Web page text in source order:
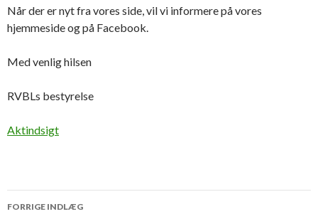
Når der er nyt fra vores side, vil vi informere på vores
hjemmeside og på Facebook.
Med venlig hilsen
RVBLs bestyrelse
Aktindsigt
Indlægsnavigation
FORRIGE INDLÆG